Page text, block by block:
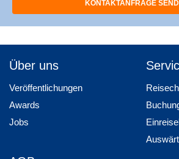
Über uns
Veröffentlichungen
Awards
Jobs